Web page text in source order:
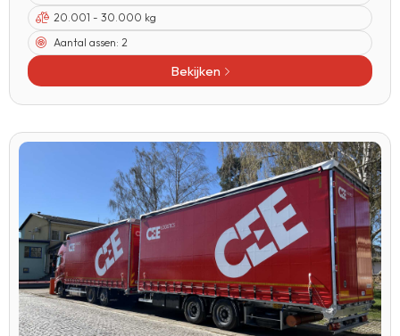
20.001 - 30.000 kg
Aantal assen: 2
Bekijken